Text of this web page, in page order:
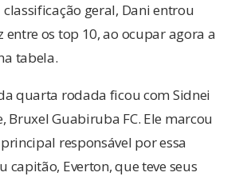
geral, Dani entrou
entre os top 10, ao ocupar agora a
tabela.
quarta rodada ficou com Sidnei
Bruxel Guabiruba FC. Ele marcou
responsável por essa
capitão, Everton, que teve seus